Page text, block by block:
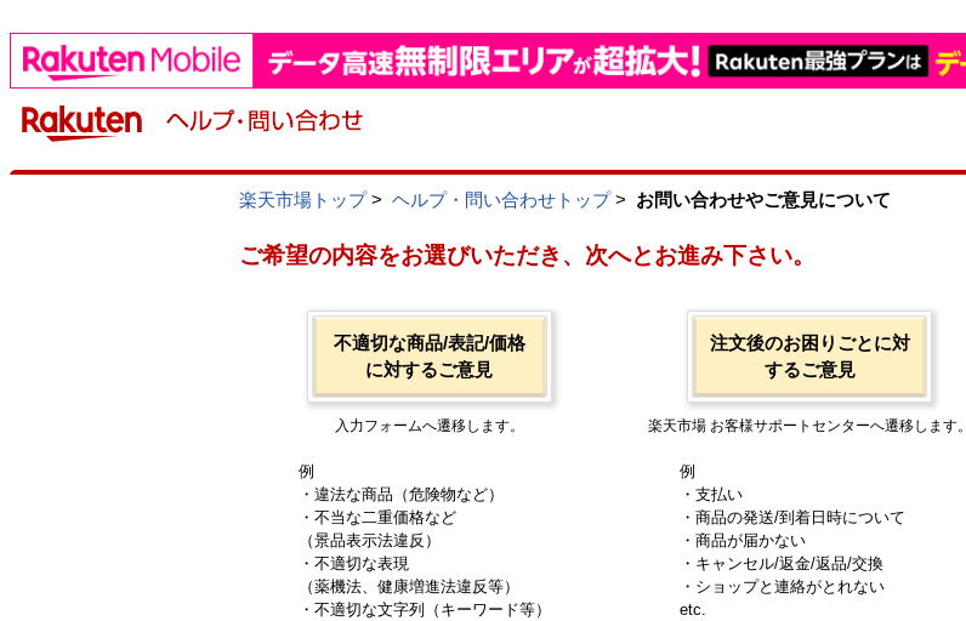
楽天市場トップ> ヘルプ・問い合わせトップ> お問い合わせやご意見について
ご希望の内容をお選びいただき、次へとお進み下さい。
不適切な商品/表記/価格
に対するご意見
入力フォームへ遷移します。
例
・違法な商品（危険物など）
・不当な二重価格など
（景品表示法違反）
・不適切な表現
（薬機法、健康増進法違反等）
・不適切な文字列（キーワード等）
注文後のお困りごとに対
するご意見
楽天市場 お客様サポートセンターへ遷移します。
例
・支払い
・商品の発送/到着日時について
・商品が届かない
・キャンセル/返金/返品/交換
・ショップと連絡がとれない
etc.